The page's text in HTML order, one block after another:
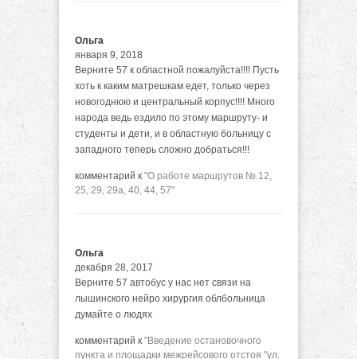
Ольга
января 9, 2018
Верните 57 к областной пожалуйста!!!! Пусть
хоть к каким матрешкам едет, только через
новогоднюю и центральный корпус!!!! Много
народа ведь ездило по этому маршруту- и
студенты и дети, и в областную больницу с
западного теперь сложно добраться!!!
комментарий к "О работе маршрутов № 12,
25, 29, 29а, 40, 44, 57"
Ольга
декабря 28, 2017
Верните 57 автобус у нас нет связи на
лышинского нейро хирургия облбольница
думайте о людях
комментарий к "Введение остановочного
пункта и площадки межрейсового отстоя "ул.